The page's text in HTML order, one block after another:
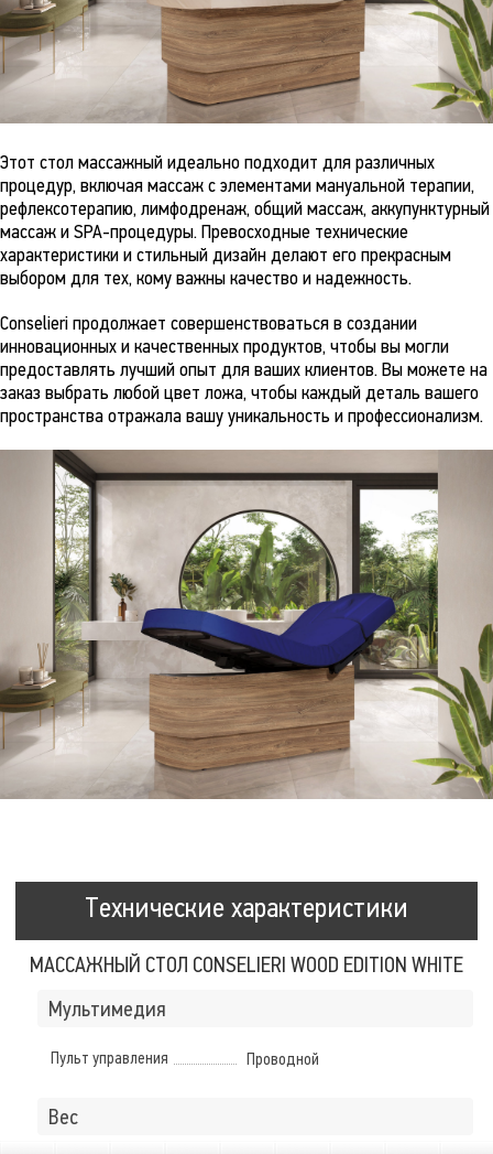
Этот стол массажный идеально подходит для различных
процедур, включая массаж с элементами мануальной терапии,
рефлексотерапию, лимфодренаж, общий массаж, аккупунктурный
массаж и SPA-процедуры. Превосходные технические
характеристики и стильный дизайн делают его прекрасным
выбором для тех, кому важны качество и надежность.
Conselieri продолжает совершенствоваться в создании
инновационных и качественных продуктов, чтобы вы могли
предоставлять лучший опыт для ваших клиентов. Вы можете на
заказ выбрать любой цвет ложа, чтобы каждый деталь вашего
пространства отражала вашу уникальность и профессионализм.
Технические характеристики
МАССАЖНЫЙ СТОЛ CONSELIERI WOOD EDITION WHITE
Мультимедия
Пульт управления Проводной
Вес